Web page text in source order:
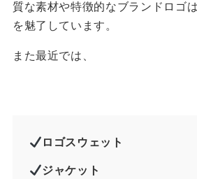
質な素材や特徴的なブランドロゴ
を魅了しています。
また最近では、
ロゴスウェット
ジャケット